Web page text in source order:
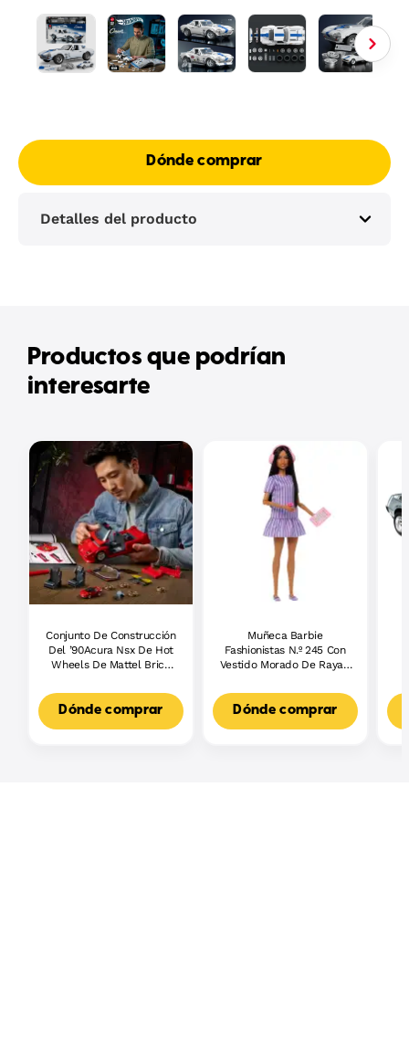
Dónde comprar
Detalles del producto
Productos que podrían
interesarte
Conjunto De Construcción
Del ’90Acura Nsx De Hot
Wheels De Mattel Brick
Coleccionistas
Dónde comprar
Muñeca Barbie
Fashionistas N.º 245 Con
Vestido Morado De Rayas,
Con Accesorios
Dónde comprar